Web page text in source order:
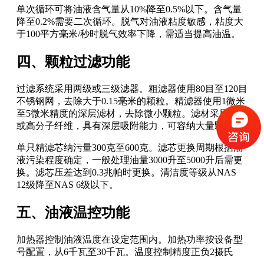
单次循环可将油液含气量从10%降至0.5%以下。含气量
降至0.2%需要二次循环。脱气对油液粘度敏感，粘度大
于100平方毫米/秒时脱气效率下降，需适当提高油温。
四、颗粒过滤功能
过滤系统采用两级或三级滤器。粗滤器使用80目至120目
不锈钢网，去除大于0.15毫米的颗粒。精滤器使用1微米
至5微米精度的深层滤材，去除微小颗粒。滤材采用玻纤
或高分子纤维，具有深层吸附能力，可容纳大量颗粒。
单只精滤芯纳污量300克至600克。滤芯更换周期根据油
液污染程度确定，一般处理油量3000升至5000升后需更
换。滤芯压差达到0.3兆帕时更换。清洁度等级从NAS
12级降至NAS 6级以下。
五、油液温控功能
加热器控制油液温度在设定范围内。加热功率按设备型
号配置，从6千瓦至30千瓦。温度控制精度正负2摄氏